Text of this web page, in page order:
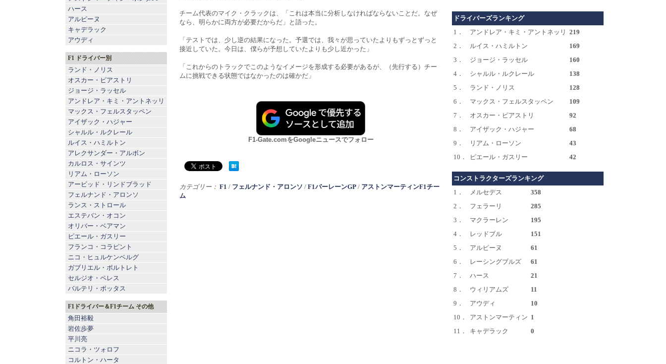
チーム代表のマイク・クラックは、「これは本当に分析しなければならないことだ。なぜ
なら、明らかに両方が必要だからだ」と語った。
「テストでは、少し逆の結果になった。予選では、我々が思っていたよりもずっとずっと
接近していた。今日は、僕らが予想していたよりも少し近かった」
「これからのトラックでこのようなイメージを形成する必要があるが、（先行する）チー
ムに挑戦できる状態ではなかったのは確かだ」
F1-Gate.comをGoogleニュースでフォロー
カテゴリー： F1 / フェルナンド・アロンソ / F1バーレーンGP / アストンマーティンF1チー
ム
ハース
アルピーヌ
キャデラック
アウディ
F1 ドライバー別
ランド・ノリス
オスカー・ピアストリ
ジョージ・ラッセル
アンドレア・キミ・アントネッリ
マックス・フェルスタッペン
アイザック・ハジャー
シャルル・ルクレール
ルイス・ハミルトン
アレクサンダー・アルボン
カルロス・サインツ
リアム・ローソン
アービッド・リンドブラッド
フェルナンド・アロンソ
ランス・ストロール
エステバン・オコン
オリバー・ベアマン
ピエール・ガスリー
フランコ・コラピント
ニコ・ヒュルケンベルグ
ガブリエル・ボルトレト
セルジオ・ペレス
バルテリ・ボッタス
F1ドライバー＆F1チーム その他
角田裕毅
岩佐歩夢
平川亮
ニコラ・ツォロフ
コルトン・ハータ
ドライバーズランキング
1．
アンドレア・キミ・アントネッリ 219
2．
ルイス・ハミルトン
169
3．
ジョージ・ラッセル
160
4．
シャルル・ルクレール
138
5．
ランド・ノリス
128
6．
マックス・フェルスタッペン
109
7．
オスカー・ピアストリ
92
8．
アイザック・ハジャー
68
9．
リアム・ローソン
43
10．
ピエール・ガスリー 42
コンストラクターズランキング
1．
メルセデス
358
2．
フェラーリ
285
3．
マクラーレン
195
4．
レッドブル
151
5．
アルピーヌ
61
6．
レーシングブルズ
61
7．
ハース
21
8．
ウィリアムズ
11
9．
アウディ
10
10．
アストンマーティン 1
11．
キャデラック 0